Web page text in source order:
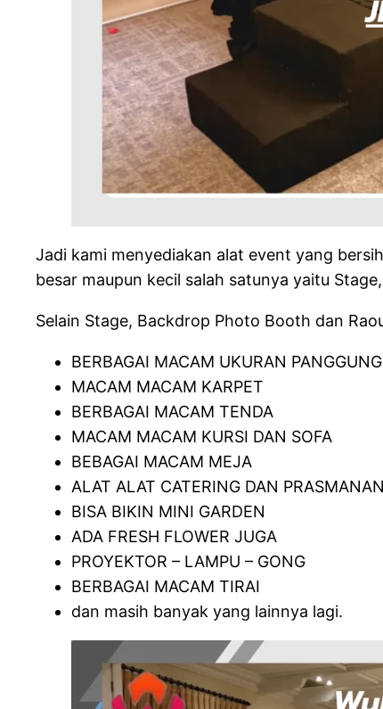
Jadi kami menyediakan alat event yang
besar maupun kecil salah satunya yaitu
Selain Stage, Backdrop Photo Booth dan
BERBAGAI MACAM UKURAN PANGGUNG
MACAM MACAM KARPET
BERBAGAI MACAM TENDA
MACAM MACAM KURSI DAN SOFA
BEBAGAI MACAM MEJA
ALAT ALAT CATERING DAN PRASMANAN
BISA BIKIN MINI GARDEN
ADA FRESH FLOWER JUGA
PROYEKTOR – LAMPU – GONG
BERBAGAI MACAM TIRAI
dan masih banyak yang lainnya lagi.